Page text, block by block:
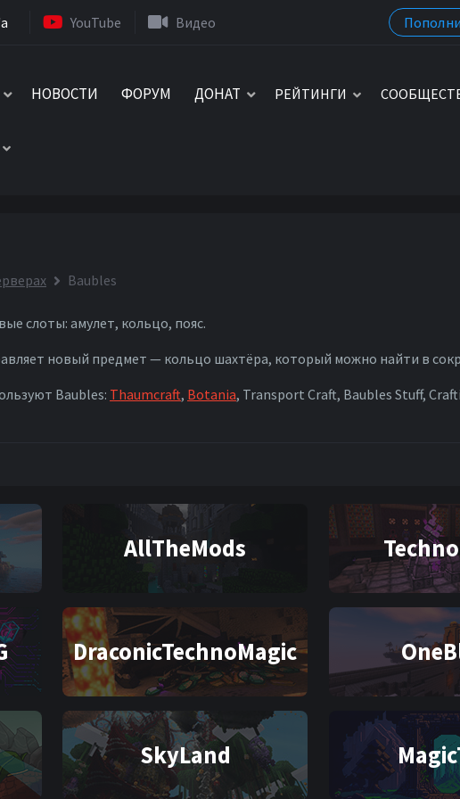
YouTube Видео
НОВОСТИ ФОРУМ ДОНАТ РЕЙТИНГИ
Baubles
слоты: амулет, кольцо, пояс.
новый предмет — кольцо шахтёра, который можно найти в
Baubles: Thaumcraft, Botania, Transport Craft, Baubles Stuff,
AllTheMods
DraconicTechnoMagic
SkyLand